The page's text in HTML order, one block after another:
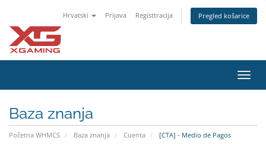
Hrvatski Prijava Registtracija Pregled košarice
Baza znanja
Početna WHMCS Baza znanja Cuenta [CTA] - Medio de Pagos